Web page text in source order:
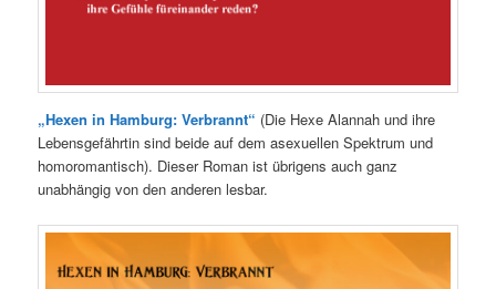
„Hexen in Hamburg: Verbrannt“ (Die Hexe Alannah und ihre
Lebensgefährtin sind beide auf dem asexuellen Spektrum und
homoromantisch). Dieser Roman ist übrigens auch ganz
unabhängig von den anderen lesbar.